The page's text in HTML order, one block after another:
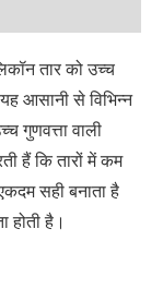
तार को उच्च
आसानी से विभिन्न
गुणवत्ता वाली
हैं कि तारों में कम
सही बनाता है
होती है।